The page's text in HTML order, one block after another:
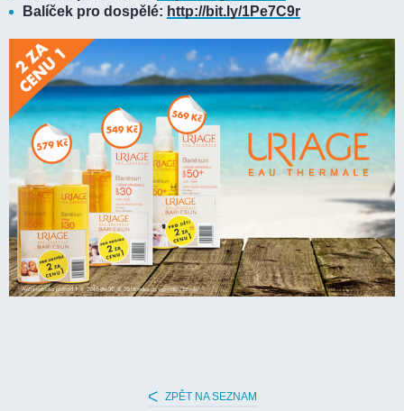
Balíček pro dospělé: http://bit.ly/1Pe7C9r
ZPĚT NA SEZNAM